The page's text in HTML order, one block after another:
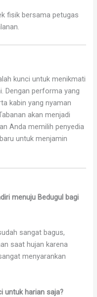
fisik bersama petugas
kunci untuk menikmati
Dengan performa yang
kabin yang nyaman
akan menjadi
Anda memilih penyedia
untuk menjamin
menuju Bedugul bagi
sangat bagus,
saat hujan karena
menyarankan
untuk harian saja?